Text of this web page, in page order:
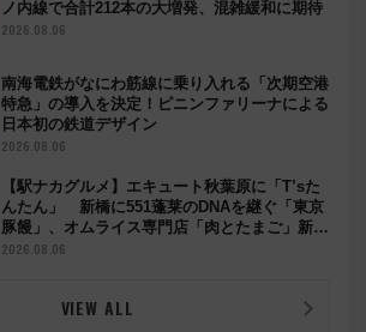
ノ内線で合計212本の大増発、混雑緩和に期待
2026.08.06
南海電鉄がなにわ筋線に乗り入れる「次期空港
特急」の導入を決定！ピニンファリーナによる
日本初の鉄道デザイン
2026.08.06
【駅ナカグルメ】エキュート秋葉原に「T’sた
んたん」 新橋に551蓬莱のDNAを継ぐ「東京
豚饅」、オムライス専門店「肉とたまご」新グ
ルメ続々登場！【2026年8月】
2026.08.06
VIEW ALL